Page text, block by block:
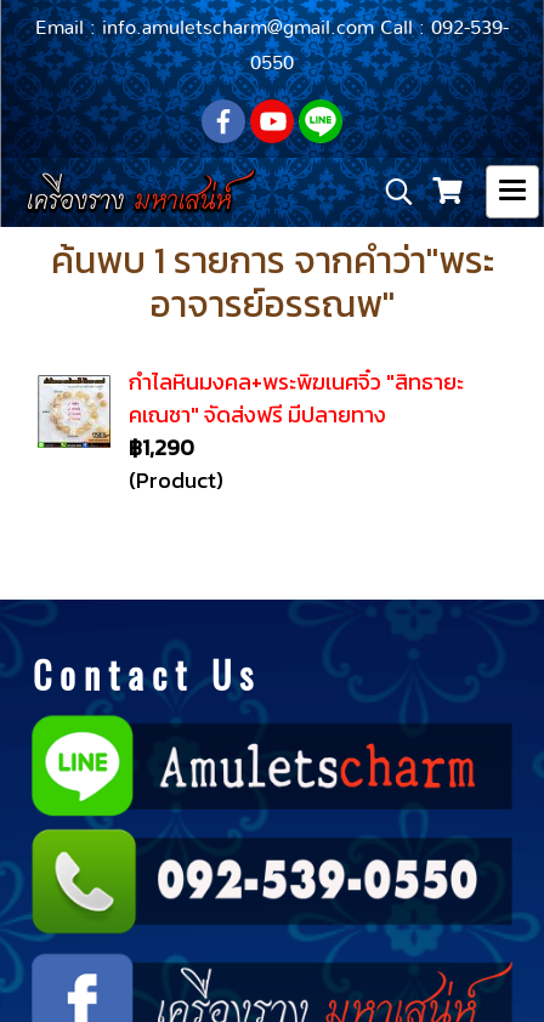
Email : info.amuletscharm@gmail.com Call : 092-539-
0550
ค้นพบ 1 รายการ จากคำว่า"พระ
อาจารย์อรรณพ"
กำไลหินมงคล+พระพิฆเนศจิ๋ว "สิทธายะ
คเณชา" จัดส่งฟรี มีปลายทาง
฿1,290
(Product)
C o n t a c t U s